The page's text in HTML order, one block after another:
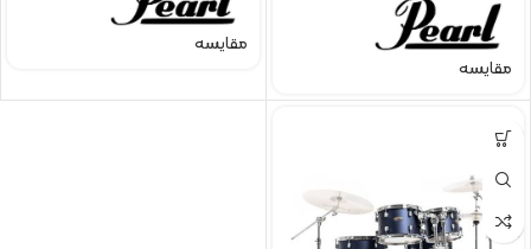
مقایسه
مقایسه